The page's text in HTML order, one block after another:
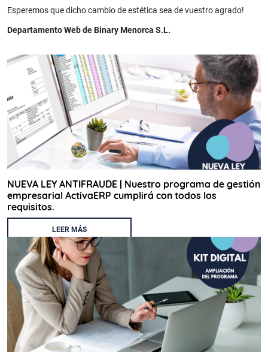
Esperemos que dicho cambio de estética sea de vuestro agrado!
Departamento Web de Binary Menorca S.L.
NUEVA LEY ANTIFRAUDE | Nuestro programa de gestión
empresarial ActivaERP cumplirá con todos los
requisitos.
LEER MÁS